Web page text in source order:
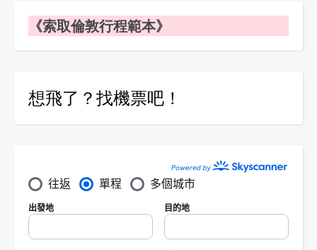
《索取倫敦行程範本》
想飛了？找機票吧！